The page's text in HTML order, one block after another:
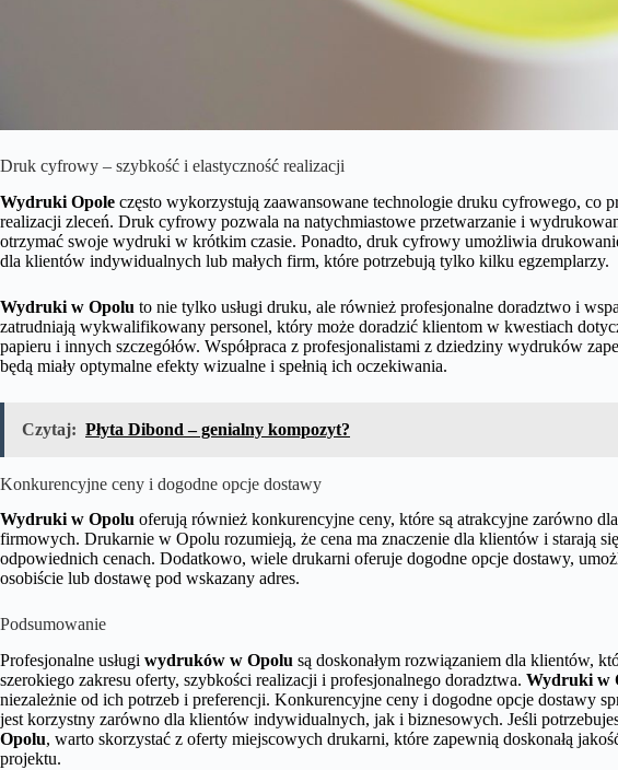
Druk cyfrowy – szybkość i elastyczność realizacji
Wydruki Opole często wykorzystują zaawansowane technologie druku cyfrowego, co
realizacji zleceń. Druk cyfrowy pozwala na natychmiastowe przetwarzanie i
otrzymać swoje wydruki w krótkim czasie. Ponadto, druk cyfrowy umożliwia
dla klientów indywidualnych lub małych firm, które potrzebują tylko kilku egzemplarzy.
Wydruki w Opolu to nie tylko usługi druku, ale również profesjonalne doradztwo i
zatrudniają wykwalifikowany personel, który może doradzić klientom w kwestiach
papieru i innych szczegółów. Współpraca z profesjonalistami z dziedziny wydruków
będą miały optymalne efekty wizualne i spełnią ich oczekiwania.
Czytaj: Płyta Dibond – genialny kompozyt?
Konkurencyjne ceny i dogodne opcje dostawy
Wydruki w Opolu oferują również konkurencyjne ceny, które są atrakcyjne zarówno
firmowych. Drukarnie w Opolu rozumieją, że cena ma znaczenie dla klientów i starają
odpowiednich cenach. Dodatkowo, wiele drukarni oferuje dogodne opcje dostawy,
osobiście lub dostawę pod wskazany adres.
Podsumowanie
Profesjonalne usługi wydruków w Opolu są doskonałym rozwiązaniem dla klientów,
szerokiego zakresu oferty, szybkości realizacji i profesjonalnego doradztwa. Wydruki w
niezależnie od ich potrzeb i preferencji. Konkurencyjne ceny i dogodne opcje dostawy
jest korzystny zarówno dla klientów indywidualnych, jak i biznesowych. Jeśli
Opolu, warto skorzystać z oferty miejscowych drukarni, które zapewnią doskonałą
projektu.